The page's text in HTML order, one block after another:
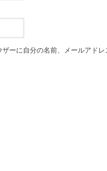
ーに自分の名前、メールアドレ